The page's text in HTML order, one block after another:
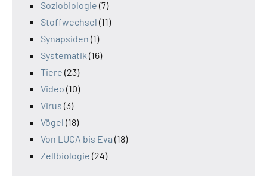
Soziobiologie (7)
Stoffwechsel (11)
Synapsiden (1)
Systematik (16)
Tiere (23)
Video (10)
Virus (3)
Vögel (18)
Von LUCA bis Eva (18)
Zellbiologie (24)